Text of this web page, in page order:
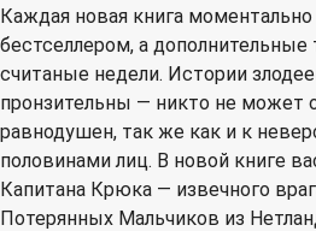
Каждая новая книга моментально
бестселлером, а
считаные недели. Истории
пронзительны — никто не может
равнодушен, так же как и к
половинами лиц. В новой книге
Капитана Крюка — извечного
Потерянных Мальчиков из